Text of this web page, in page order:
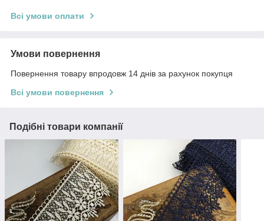
Всі умови оплати
Умови повернення
Повернення товару впродовж 14 днів за рахунок покупця
Всі умови повернення
Подібні товари компанії